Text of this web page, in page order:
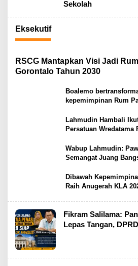
Sekolah
Eksekutif
RSCG Mantapkan Visi Jadi
Gorontalo Tahun 2030
Boalemo
kepemimpinan Rum
Lahmudin Hambali
Persatuan
Wabup Lahmudin:
Semangat Juang
Dibawah
Raih Anugerah KLA
Fikram Salilama:
Lepas Tangan,